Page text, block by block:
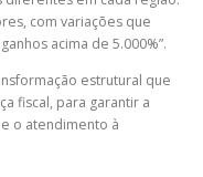
com variações que
acima de 5.000%”.
estrutural que
fiscal, para garantir a
o atendimento à